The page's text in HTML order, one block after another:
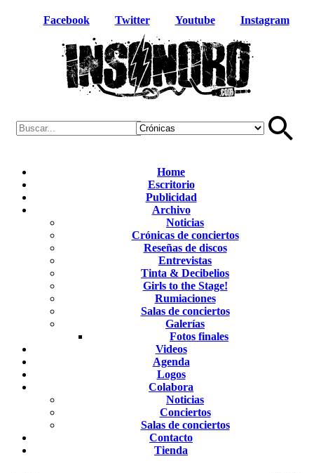
Facebook Twitter Youtube Instagram
Home
Escritorio
Publicidad
Archivo
Noticias
Crónicas de conciertos
Reseñas de discos
Entrevistas
Tinta & Decibelios
Girls to the Stage!
Rumiaciones
Salas de conciertos
Galerías
Fotos finales
Videos
Agenda
Logos
Colabora
Noticias
Conciertos
Salas de conciertos
Contacto
Tienda